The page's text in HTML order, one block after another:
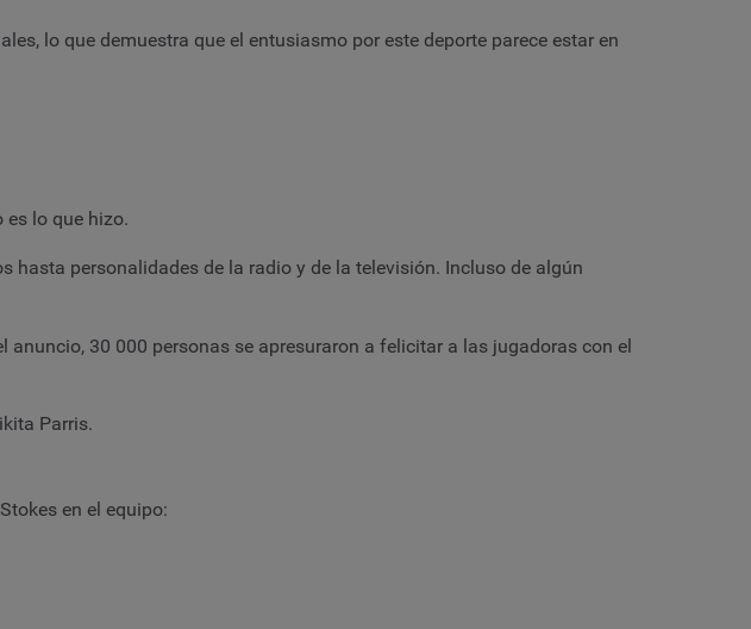
lo que demuestra que el entusiasmo por este deporte parece estar en
es lo que hizo.
personalidades de la radio y de la televisión. Incluso de algún
30 000 personas se apresuraron a felicitar a las jugadoras con el
Parris.
en el equipo: